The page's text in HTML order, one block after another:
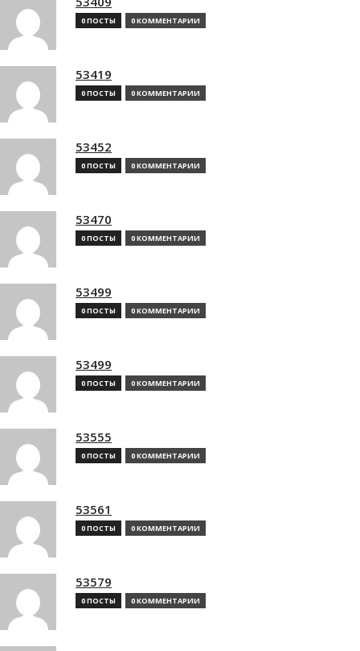
0 ПОСТЫ 0 КОММЕНТАРИИ
53419
0 ПОСТЫ 0 КОММЕНТАРИИ
53452
0 ПОСТЫ 0 КОММЕНТАРИИ
53470
0 ПОСТЫ 0 КОММЕНТАРИИ
53499
0 ПОСТЫ 0 КОММЕНТАРИИ
53499
0 ПОСТЫ 0 КОММЕНТАРИИ
53555
0 ПОСТЫ 0 КОММЕНТАРИИ
53561
0 ПОСТЫ 0 КОММЕНТАРИИ
53579
0 ПОСТЫ 0 КОММЕНТАРИИ